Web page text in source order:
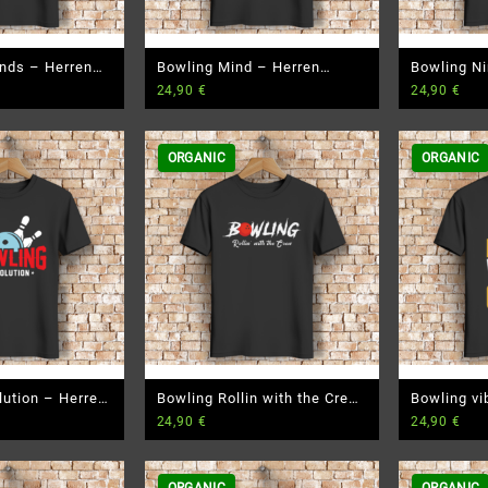
– Herren
Shirt
Bowling Mind – Herren
Premium Bio T-Shirt
24,90 €
Bowling
Premium
24,90 €
– Herren
Shirt
ORGANIC
Bowling Rollin with the Crew
– Herren Premium Bio T-
24,90 €
ORGANIC
Bowling
Premium
24,90 €